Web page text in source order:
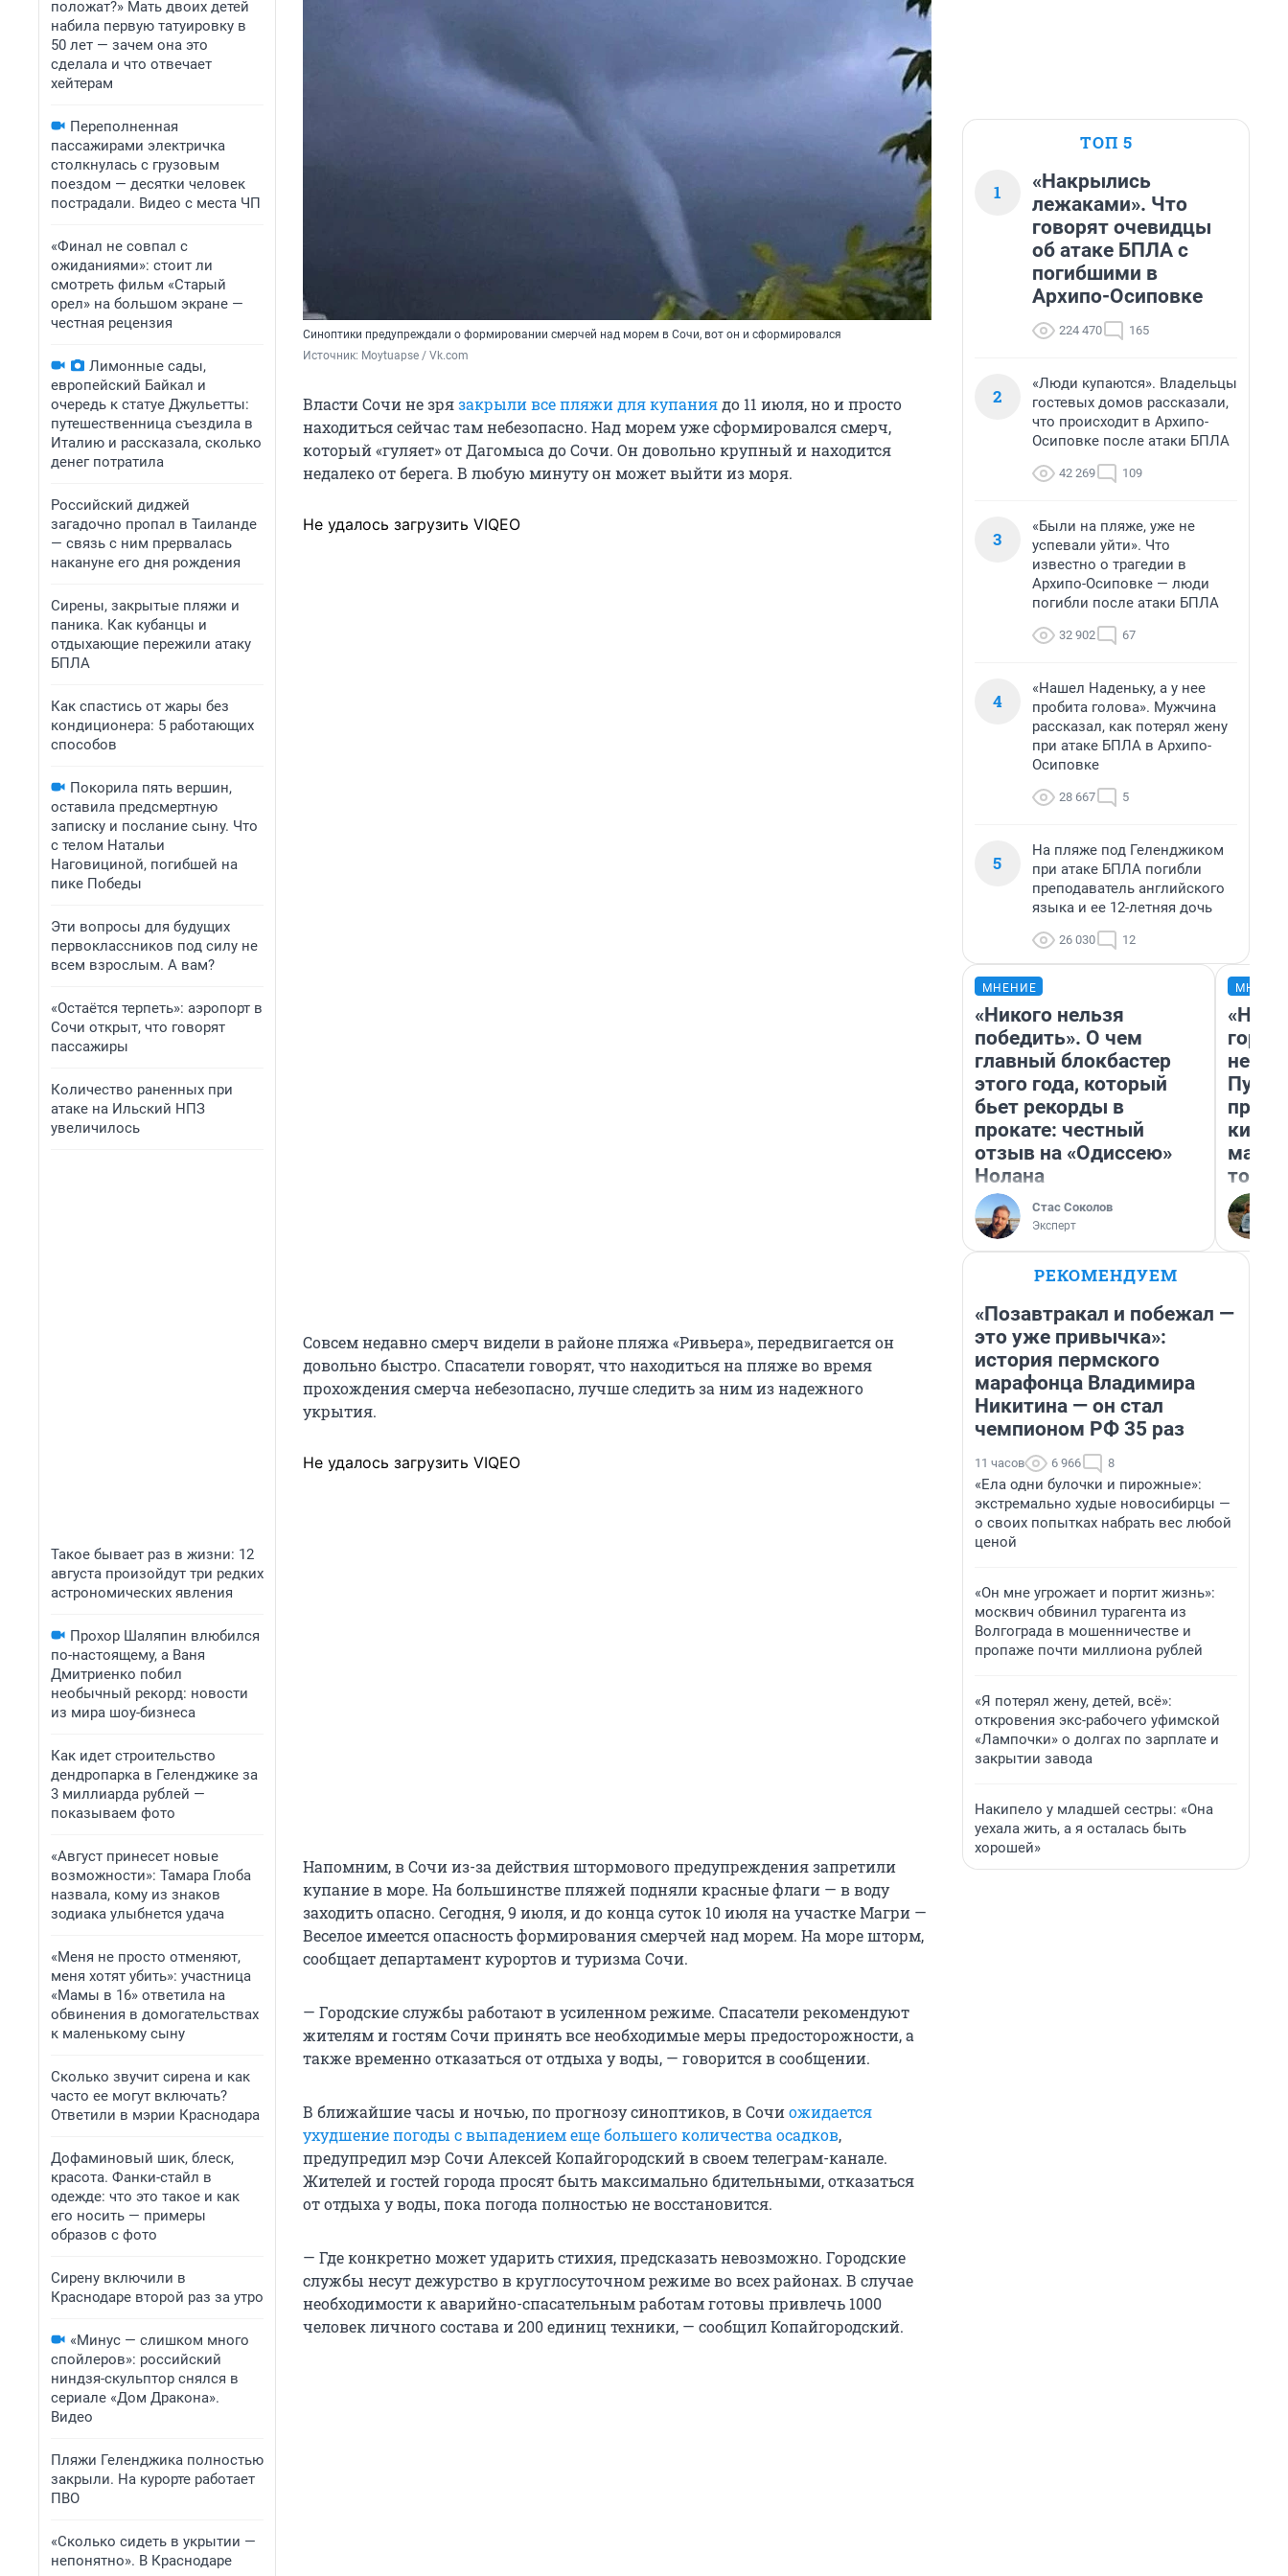
положат?» Мать двоих детей
набила первую татуировку в
50 лет — зачем она это
сделала и что отвечает
хейтерам
Переполненная
пассажирами электричка
столкнулась с грузовым
поездом — десятки человек
пострадали. Видео с места ЧП
«Финал не совпал с
ожиданиями»: стоит ли
смотреть фильм «Старый
орел» на большом экране —
честная рецензия
Лимонные сады,
европейский Байкал и
очередь к статуе Джульетты:
путешественница съездила в
Италию и рассказала, сколько
денег потратила
Российский диджей
загадочно пропал в Таиланде
— связь с ним прервалась
накануне его дня рождения
Сирены, закрытые пляжи и
паника. Как кубанцы и
отдыхающие пережили атаку
БПЛА
Как спастись от жары без
кондиционера: 5 работающих
способов
Покорила пять вершин,
оставила предсмертную
записку и послание сыну. Что
с телом Натальи
Наговициной, погибшей на
пике Победы
Эти вопросы для будущих
первоклассников под силу не
всем взрослым. А вам?
«Остаётся терпеть»: аэропорт в
Сочи открыт, что говорят
пассажиры
Количество раненных при
атаке на Ильский НПЗ
увеличилось
Такое бывает раз в жизни: 12
августа произойдут три редких
астрономических явления
Прохор Шаляпин влюбился
по-настоящему, а Ваня
Дмитриенко побил
необычный рекорд: новости
из мира шоу-бизнеса
Как идет строительство
дендропарка в Геленджике за
3 миллиарда рублей —
показываем фото
«Август принесет новые
возможности»: Тамара Глоба
назвала, кому из знаков
зодиака улыбнется удача
«Меня не просто отменяют,
меня хотят убить»: участница
«Мамы в 16» ответила на
обвинения в домогательствах
к маленькому сыну
Сколько звучит сирена и как
часто ее могут включать?
Ответили в мэрии Краснодара
Дофаминовый шик, блеск,
красота. Фанки-стайл в
одежде: что это такое и как
его носить — примеры
образов с фото
Сирену включили в
Краснодаре второй раз за утро
«Минус — слишком много
спойлеров»: российский
ниндзя-скульптор снялся в
сериале «Дом Дракона».
Видео
Пляжи Геленджика полностью
закрыли. На курорте работает
ПВО
«Сколько сидеть в укрытии —
непонятно». В Краснодаре
Синоптики предупреждали о формировании смерчей над морем в Сочи, вот он и сформировался
Источник: Moytuapse / Vk.com
Власти Сочи не зрязакрыли все пляжи для купаниядо 11 июля, но и просто
находиться сейчас там небезопасно. Над морем уже сформировался смерч,
который «гуляет» от Дагомыса до Сочи. Он довольно крупный и находится
недалеко от берега. В любую минуту он может выйти из моря.
Не удалось загрузить VIQEO
Совсем недавно смерч видели в районе пляжа «Ривьера», передвигается он
довольно быстро. Спасатели говорят, что находиться на пляже во время
прохождения смерча небезопасно, лучше следить за ним из надежного
укрытия.
Не удалось загрузить VIQEO
Напомним, в Сочи из-за действия штормового предупреждения запретили
купание в море. На большинстве пляжей подняли красные флаги — в воду
заходить опасно. Сегодня, 9 июля, и до конца суток 10 июля на участке Магри —
Веселое имеется опасность формирования смерчей над морем. На море шторм,
сообщает департамент курортов и туризма Сочи.
— Городские службы работают в усиленном режиме. Спасатели рекомендуют
жителям и гостям Сочи принять все необходимые меры предосторожности, а
также временно отказаться от отдыха у воды, — говорится в сообщении.
В ближайшие часы и ночью, по прогнозу синоптиков, в Сочиожидается
ухудшение погоды с выпадением еще большего количества осадков,
предупредил мэр Сочи Алексей Копайгородский в своем телеграм-канале.
Жителей и гостей города просят быть максимально бдительными, отказаться
от отдыха у воды, пока погода полностью не восстановится.
— Где конкретно может ударить стихия, предсказать невозможно. Городские
службы несут дежурство в круглосуточном режиме во всех районах. В случае
необходимости к аварийно-спасательным работам готовы привлечь 1000
человек личного состава и 200 единиц техники, — сообщил Копайгородский.
ТОП 5
1
«Накрылись
лежаками». Что
говорят очевидцы
об атаке БПЛА с
погибшими в
Архипо-Осиповке
224 470 165
2
«Люди купаются». Владельцы
гостевых домов рассказали,
что происходит в Архипо-
Осиповке после атаки БПЛА
42 269 109
3
«Были на пляже, уже не
успевали уйти». Что
известно о трагедии в
Архипо-Осиповке — люди
погибли после атаки БПЛА
32 902 67
4
«Нашел Наденьку, а у нее
пробита голова». Мужчина
рассказал, как потерял жену
при атаке БПЛА в Архипо-
Осиповке
28 667 5
5
На пляже под Геленджиком
при атаке БПЛА погибли
преподаватель английского
языка и ее 12-летняя дочь
26 030 12
МНЕНИЕ
«Никого нельзя
победить». О чем
главный блокбастер
этого года, который
бьет рекорды в
прокате: честный
отзыв на «Одиссею»
Нолана
Стас Соколов
Эксперт
«Нет
того
РЕКОМЕНДУЕМ
«Позавтракал и побежал —
это уже привычка»:
история пермского
марафонца Владимира
Никитина — он стал
чемпионом РФ 35 раз
11 часов 6 966 8
«Ела одни булочки и пирожные»:
экстремально худые новосибирцы —
о своих попытках набрать вес любой
ценой
«Он мне угрожает и портит жизнь»:
москвич обвинил турагента из
Волгограда в мошенничестве и
пропаже почти миллиона рублей
«Я потерял жену, детей, всё»:
откровения экс-рабочего уфимской
«Лампочки» о долгах по зарплате и
закрытии завода
Накипело у младшей сестры: «Она
уехала жить, а я осталась быть
хорошей»